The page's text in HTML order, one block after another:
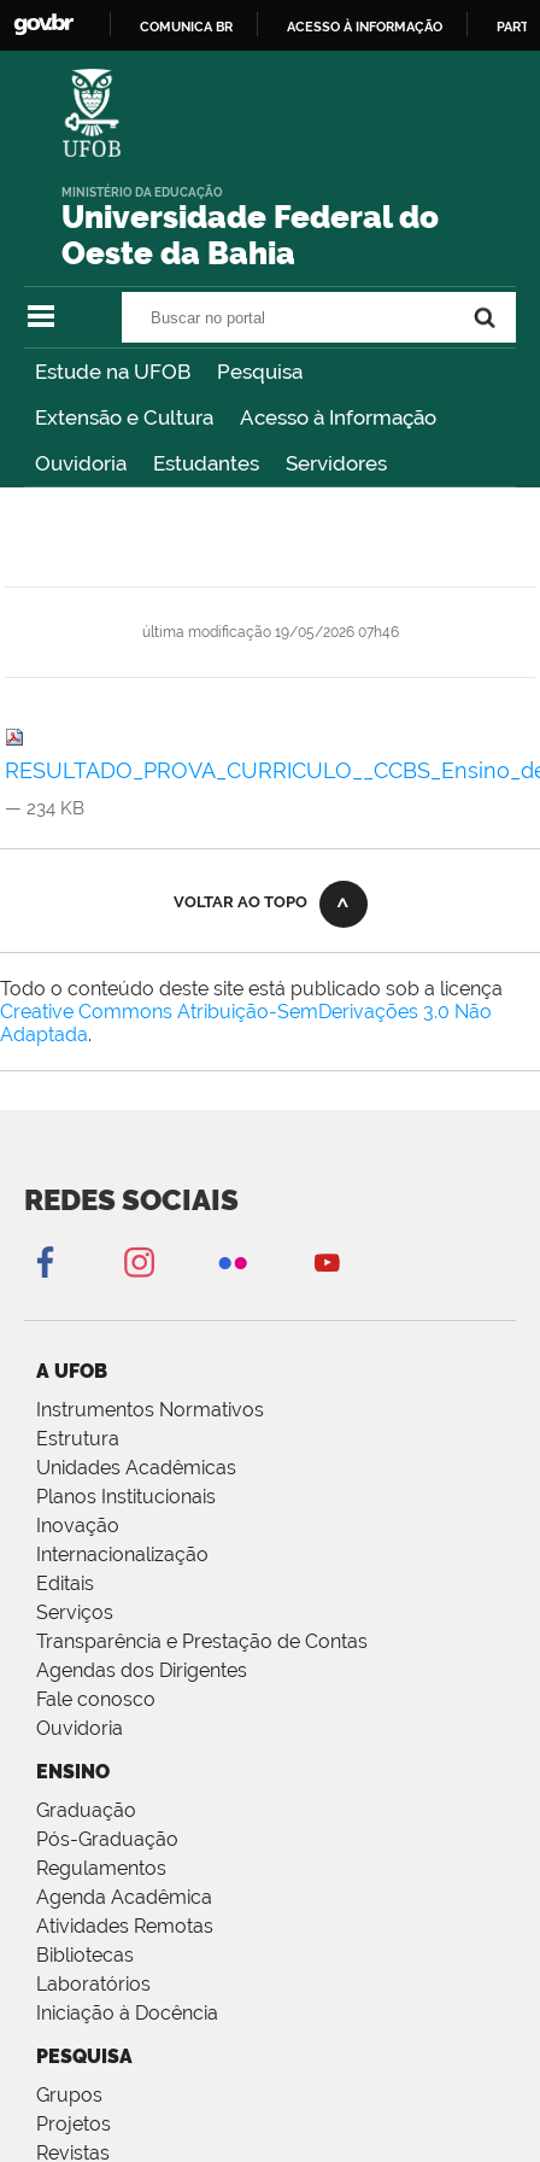
COMUNICA BR ACESSO À INFORMAÇÃO
Universidade Federal do
Oeste da Bahia
MINISTÉRIO DA EDUCAÇÃO
Estude na UFOB
Pesquisa
Extensão e Cultura
Acesso à Informação
Ouvidoria
Estudantes Servidores
última modificação19/05/2026 07h46
— 234 KB
VOLTAR AO TOPO
Todo o conteúdo deste site está publicado sob a licença
Creative Commons Atribuição-SemDerivações 3.0 Não
Adaptada.
REDES SOCIAIS
A UFOB
Instrumentos Normativos
Estrutura
Unidades Acadêmicas
Planos Institucionais
Inovação
Internacionalização
Editais
Serviços
Transparência e Prestação de Contas
Agendas dos Dirigentes
Fale conosco
Ouvidoria
ENSINO
Graduação
Pós-Graduação
Regulamentos
Agenda Acadêmica
Atividades Remotas
Bibliotecas
Laboratórios
Iniciação à Docência
PESQUISA
Grupos
Projetos
Revistas